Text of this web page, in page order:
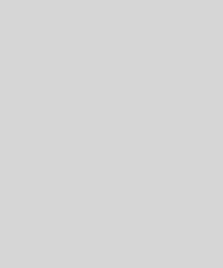
Bakan Gürlek açıkladı: